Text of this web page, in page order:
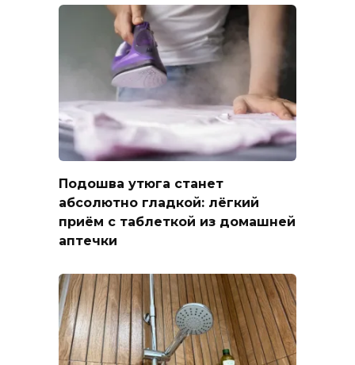
Подошва утюга станет
абсолютно гладкой: лёгкий
приём с таблеткой из домашней
аптечки